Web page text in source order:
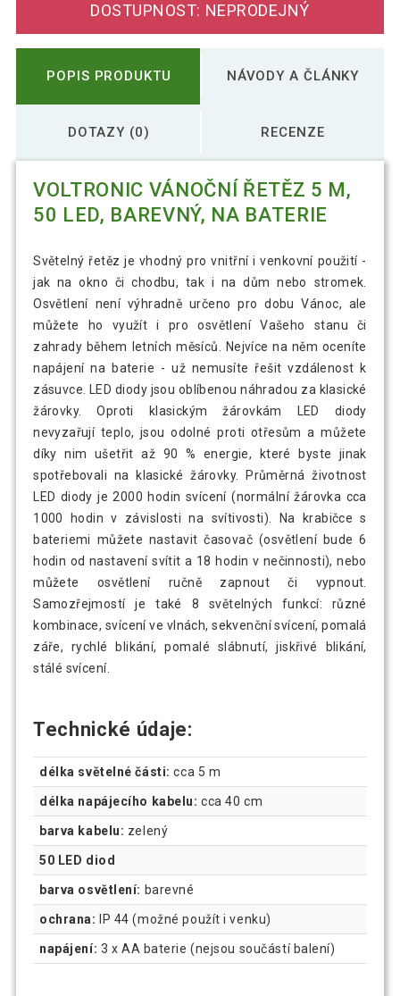
DOSTUPNOST: NEPRODEJNÝ
POPIS PRODUKTU NÁVODY A ČLÁNKY
DOTAZY (0) RECENZE
VOLTRONIC VÁNOČNÍ ŘETĚZ 5 M,
50 LED, BAREVNÝ, NA BATERIE
Světelný řetěz je vhodný pro vnitřní i venkovní použití -
jak na okno či chodbu, tak i na dům nebo stromek.
Osvětlení není výhradně určeno pro dobu Vánoc, ale
můžete ho využít i pro osvětlení Vašeho stanu či
zahrady během letních měsíců. Nejvíce na něm oceníte
napájení na baterie - už nemusíte řešit vzdálenost k
zásuvce. LED diody jsou oblíbenou náhradou za klasické
žárovky. Oproti klasickým žárovkám LED diody
nevyzařují teplo, jsou odolné proti otřesům a můžete
díky nim ušetřit až 90 % energie, které byste jinak
spotřebovali na klasické žárovky. Průměrná životnost
LED diody je 2000 hodin svícení (normální žárovka cca
1000 hodin v závislosti na svítivosti). Na krabičce s
bateriemi můžete nastavit časovač (osvětlení bude 6
hodin od nastavení svítit a 18 hodin v nečinnosti), nebo
můžete osvětlení ručně zapnout či vypnout.
Samozřejmostí je také 8 světelných funkcí: různé
kombinace, svícení ve vlnách, sekvenční svícení, pomalá
záře, rychlé blikání, pomalé slábnutí, jiskřivé blikání,
stálé svícení.
Technické údaje:
délka světelné části: cca 5 m
délka napájecího kabelu: cca 40 cm
barva kabelu: zelený
50 LED diod
barva osvětlení: barevné
ochrana: IP 44 (možné použít i venku)
napájení: 3 x AA baterie (nejsou součástí balení)